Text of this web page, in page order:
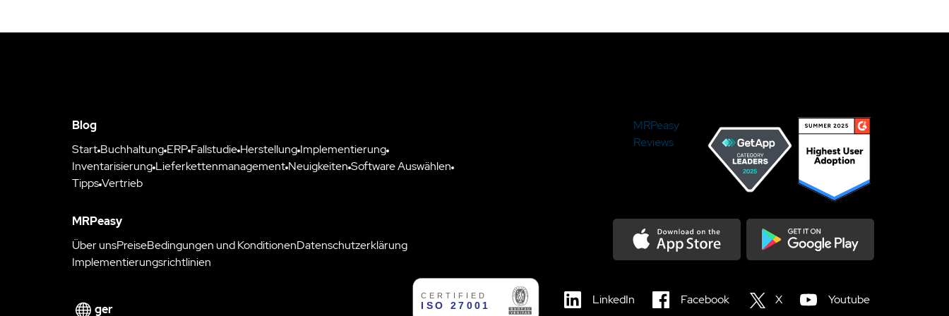
Blog
Start Buchhaltung ERP Fallstudie Herstellung Implementierung
Inventarisierung Lieferkettenmanagement Neuigkeiten Software Auswählen
TippsVertrieb
MRPeasy
Über unsPreiseBedingungen und KonditionenDatenschutzerklärung
Implementierungsrichtlinien
MRPeasy
Reviews
ger
LinkedIn Facebook X Youtube